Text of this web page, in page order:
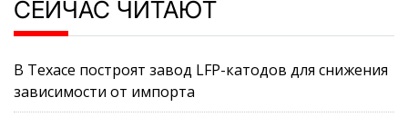
СЕЙЧАС ЧИТАЮТ
В Техасе построят завод LFP-катодов для снижения
зависимости от импорта